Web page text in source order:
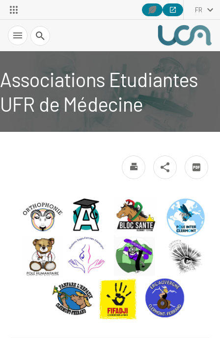
FR
Recherche
Associations Etudiantes
UFR de Médecine